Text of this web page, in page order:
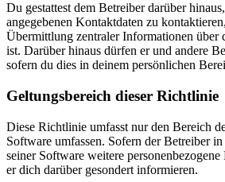
Du gestattest dem Betreiber darüber
angegebenen Kontaktdaten zu
Übermittlung zentraler Informationen über
ist. Darüber hinaus dürfen er und andere
sofern du dies in deinem persönlichen
Geltungsbereich dieser Richtlinie
Diese Richtlinie umfasst nur den Bereich
Software umfassen. Sofern der Betreiber
seiner Software weitere
er dich darüber gesondert informieren.